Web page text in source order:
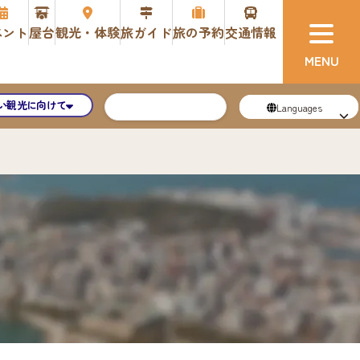
ト屋台観光・体験旅ガイド旅の予約交通情報
観光に向けて Languages